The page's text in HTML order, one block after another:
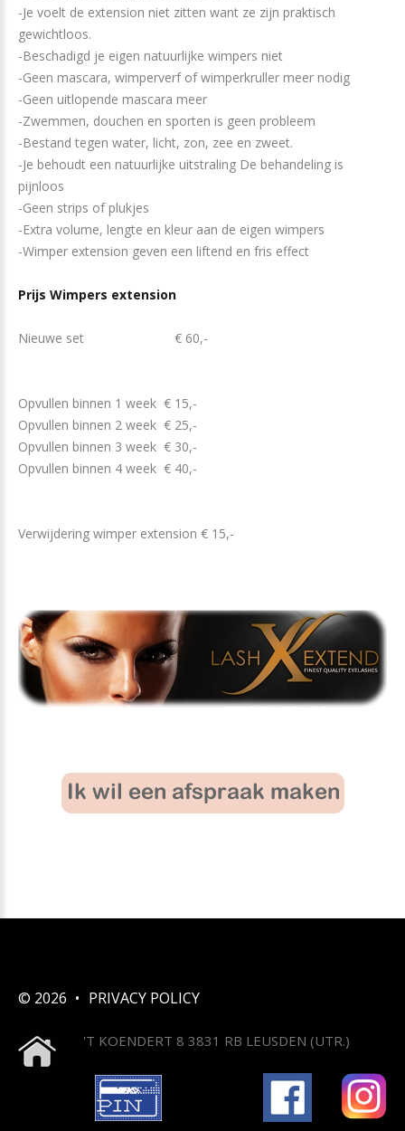
-Je voelt de extension niet zitten want ze zijn praktisch
gewichtloos.
-Beschadigd je eigen natuurlijke wimpers niet
-Geen mascara, wimperverf of wimperkruller meer nodig
-Geen uitlopende mascara meer
-Zwemmen, douchen en sporten is geen probleem
-Bestand tegen water, licht, zon, zee en zweet.
-Je behoudt een natuurlijke uitstraling De behandeling is
pijnloos
-Geen strips of plukjes
-Extra volume, lengte en kleur aan de eigen wimpers
-Wimper extension geven een liftend en fris effect
Prijs Wimpers extension
Nieuwe set € 60,-
Opvullen binnen 1 week € 15,-
Opvullen binnen 2 week € 25,-
Opvullen binnen 3 week € 30,-
Opvullen binnen 4 week € 40,-
Verwijdering wimper extension € 15,-
© 2026 PRIVACY POLICY
'T KOENDERT 8 3831 RB LEUSDEN (UTR.)